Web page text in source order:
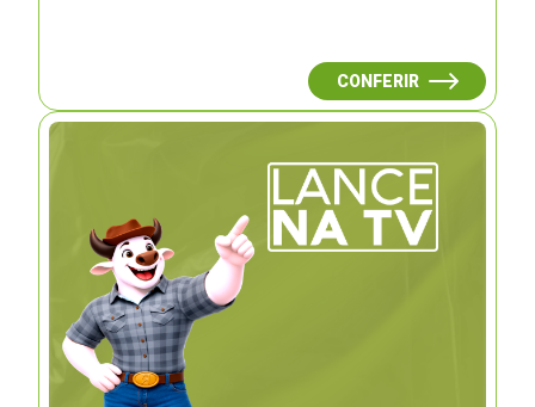
CONFERIR